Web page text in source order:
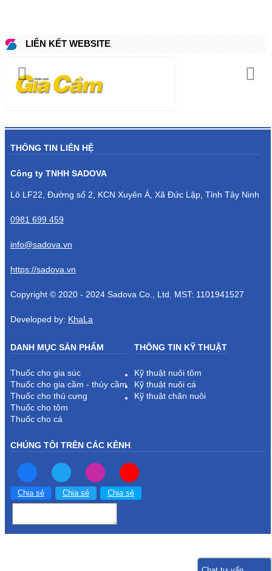
LIÊN KẾT WEBSITE
THÔNG TIN LIÊN HỆ
Công ty TNHH SADOVA
Lô LF22, Đường số 2, KCN Xuyên Á, Xã Đức Lập, Tỉnh Tây Ninh
0981 699 459
info@sadova.vn
https://sadova.vn
Copyright © 2020 - 2024 Sadova Co., Ltd. MST: 1101941527
Developed by: KhaLa
DANH MỤC SẢN PHẨM
Thuốc cho gia súc
Thuốc cho gia cầm - thủy cầm
Thuốc cho thú cưng
Thuốc cho tôm
Thuốc cho cá
THÔNG TIN KỸ THUẬT
Kỹ thuật nuôi tôm
Kỹ thuật nuôi cá
Kỹ thuật chăn nuôi
CHÚNG TÔI TRÊN CÁC KÊNH
Chia sẻ Chia sẻ Chia sẻ